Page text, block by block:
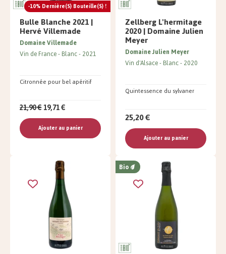
-10% Dernière(s) Bouteille(s) !
Bulle Blanche 2021 |
Hervé Villemade
Citronnée pour bel apéritif
Domaine Villemade
Vin de France Blanc 2021
21,90 €19,71 €
Ajouter au panier
Zellberg L'hermitage
2020 | Domaine Julien
Meyer
Quintessence du sylvaner
Domaine Julien Meyer
Vin d'Alsace Blanc 2020
25,20 €
Ajouter au panier
Bio